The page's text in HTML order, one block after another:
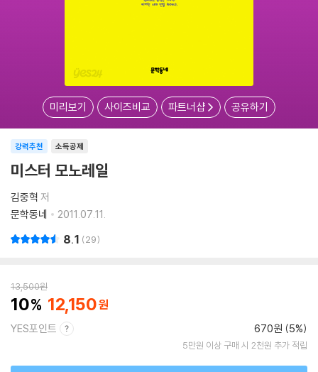
미리보기 사이즈비교 파트너샵 공유하기
소득공제
강력추천
미스터 모노레일
김중혁 저
문학동네
2011.07.11.
8.1 29
13,500원
10 12,150
YES포인트 670원 (5%)
5만원 이상 구매 시 2천원 추가 적립